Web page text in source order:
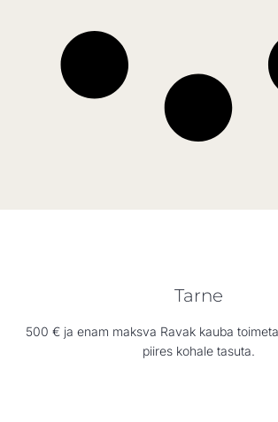
Tarne
500 € ja enam maksva Ravak kauba
piires kohale tasuta.